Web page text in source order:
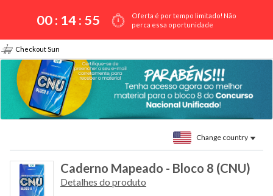
00 : 14: 55
Oferta é por tempo limitado! Não
perca essa oportunidade
Checkout Sun
Change country
Caderno Mapeado - Bloco 8 (CNU)
Detalhes do produto